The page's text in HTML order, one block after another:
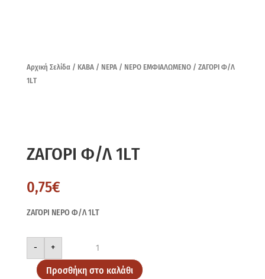
Αρχική Σελίδα/ ΚΑΒΑ/ ΝΕΡΑ/ ΝΕΡΟ ΕΜΦΙΑΛΩΜΕΝΟ/ ΖΑΓΟΡΙ Φ/Λ
1LΤ
ΖΑΓΟΡΙ Φ/Λ 1LΤ
0,75€
ΖΑΓΟΡΙ ΝΕΡΟ Φ/Λ 1LΤ
-
ΖΑΓΟΡΙ
Λ
1LΤ
ποσότητα
+
Προσθήκη στο καλάθι